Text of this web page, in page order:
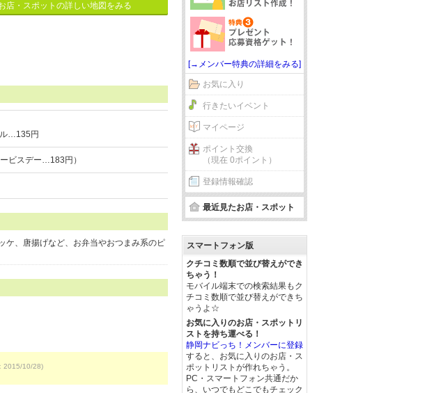
店・スポットの詳しい地図をみる
…135円
ビスデー…183円）
ケ、唐揚げなど、お弁当やおつまみ系のピ
2015/10/28)
[→メンバー特典の詳細をみる]
お気に入り
行きたいイベント
マイページ
ポイント交換
（現在 0ポイント）
登録情報確認
最近見たお店・スポット
スマートフォン版
クチコミ数順で並び替えができ
ちゃう！
モバイル端末での検索結果もク
チコミ数順で並び替えができち
ゃうよ☆
お気に入りのお店・スポットリ
ストを持ち運べる！
静岡ナビっち！メンバーに登録
すると、お気に入りのお店・ス
ポットリストが作れちゃう。
PC・スマートフォン共通だか
ら、いつでもどこでもチェック